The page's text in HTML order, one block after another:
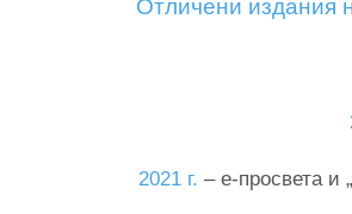
Отличени издания
2021 г. – е-просвета и